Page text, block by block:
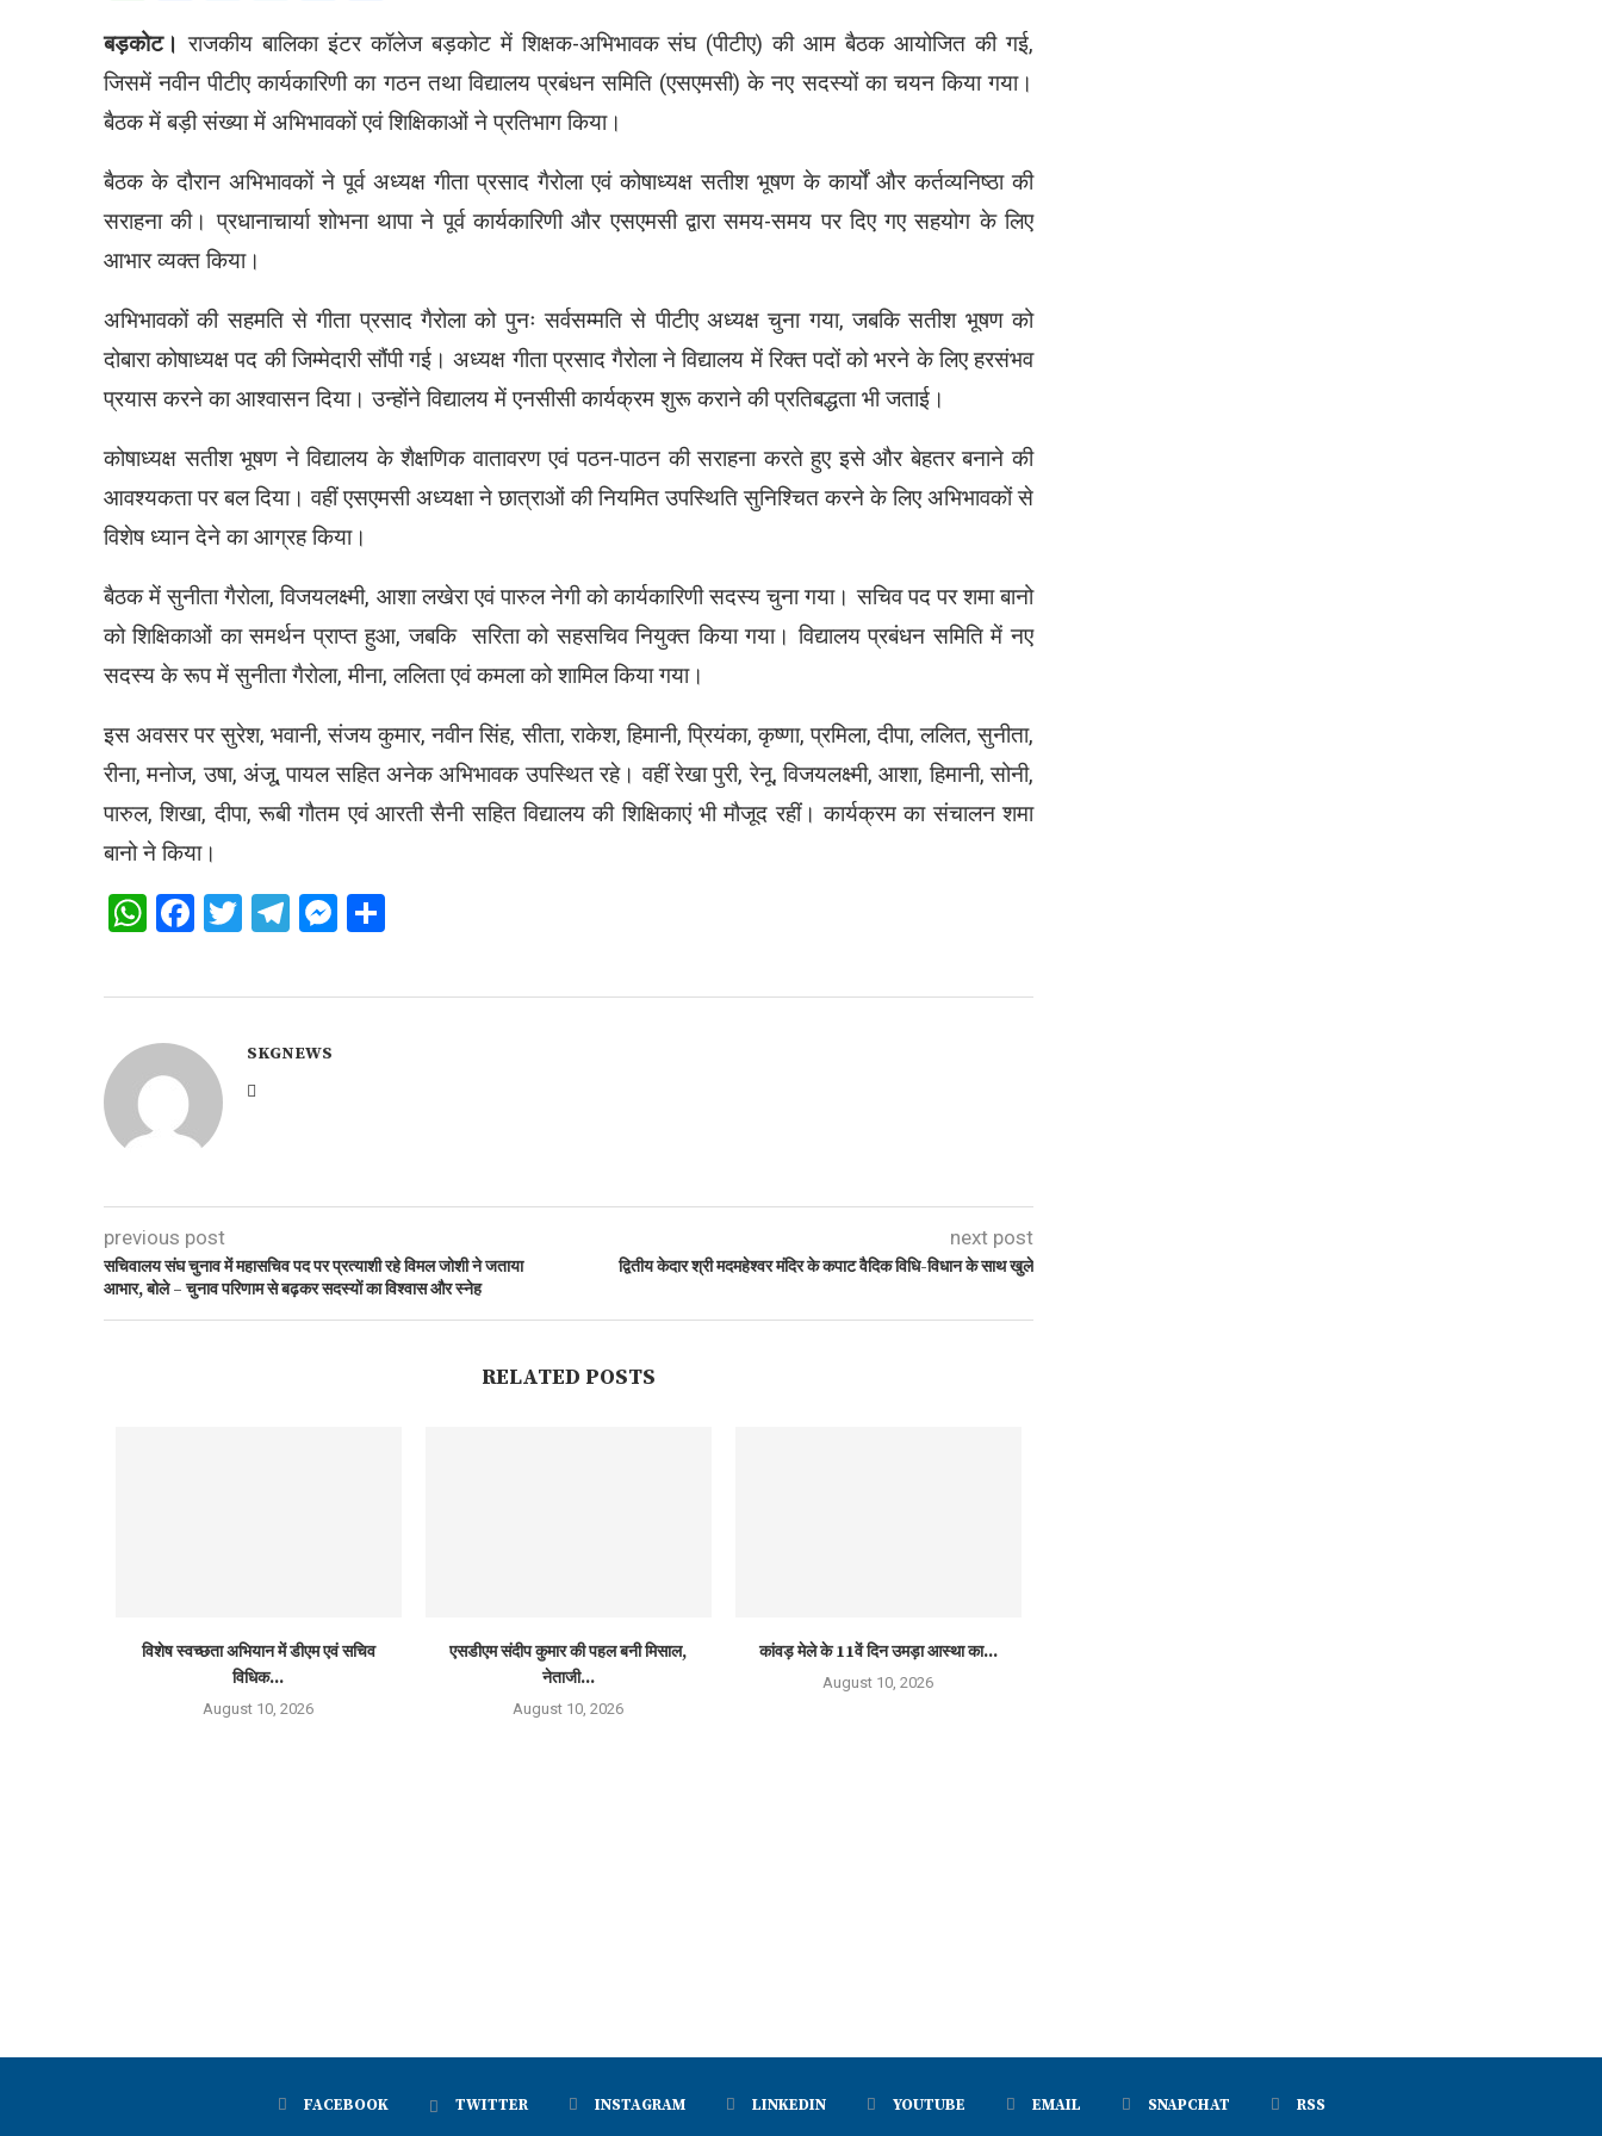
बड़कोट। राजकीय बालिका इंटर कॉलेज बड़कोट में शिक्षक-अभिभावक संघ (पीटीए) की आम बैठक आयोजित की गई,
जिसमें नवीन पीटीए कार्यकारिणी का गठन तथा विद्यालय प्रबंधन समिति (एसएमसी) के नए सदस्यों का चयन किया गया।
बैठक में बड़ी संख्या में अभिभावकों एवं शिक्षिकाओं ने प्रतिभाग किया।
बैठक के दौरान अभिभावकों ने पूर्व अध्यक्ष गीता प्रसाद गैरोला एवं कोषाध्यक्ष सतीश भूषण के कार्यों और कर्तव्यनिष्ठा की
सराहना की। प्रधानाचार्या शोभना थापा ने पूर्व कार्यकारिणी और एसएमसी द्वारा समय-समय पर दिए गए सहयोग के लिए
आभार व्यक्त किया।
अभिभावकों की सहमति से गीता प्रसाद गैरोला को पुनः सर्वसम्मति से पीटीए अध्यक्ष चुना गया, जबकि सतीश भूषण को
दोबारा कोषाध्यक्ष पद की जिम्मेदारी सौंपी गई। अध्यक्ष गीता प्रसाद गैरोला ने विद्यालय में रिक्त पदों को भरने के लिए हरसंभव
प्रयास करने का आश्वासन दिया। उन्होंने विद्यालय में एनसीसी कार्यक्रम शुरू कराने की प्रतिबद्धता भी जताई।
कोषाध्यक्ष सतीश भूषण ने विद्यालय के शैक्षणिक वातावरण एवं पठन-पाठन की सराहना करते हुए इसे और बेहतर बनाने की
आवश्यकता पर बल दिया। वहीं एसएमसी अध्यक्षा ने छात्राओं की नियमित उपस्थिति सुनिश्चित करने के लिए अभिभावकों से
विशेष ध्यान देने का आग्रह किया।
बैठक में सुनीता गैरोला, विजयलक्ष्मी, आशा लखेरा एवं पारुल नेगी को कार्यकारिणी सदस्य चुना गया। सचिव पद पर शमा बानो
को शिक्षिकाओं का समर्थन प्राप्त हुआ, जबकि सरिता को सहसचिव नियुक्त किया गया। विद्यालय प्रबंधन समिति में नए
सदस्य के रूप में सुनीता गैरोला, मीना, ललिता एवं कमला को शामिल किया गया।
इस अवसर पर सुरेश, भवानी, संजय कुमार, नवीन सिंह, सीता, राकेश, हिमानी, प्रियंका, कृष्णा, प्रमिला, दीपा, ललित, सुनीता,
रीना, मनोज, उषा, अंजू, पायल सहित अनेक अभिभावक उपस्थित रहे। वहीं रेखा पुरी, रेनू, विजयलक्ष्मी, आशा, हिमानी, सोनी,
पारुल, शिखा, दीपा, रूबी गौतम एवं आरती सैनी सहित विद्यालय की शिक्षिकाएं भी मौजूद रहीं। कार्यक्रम का संचालन शमा
बानो ने किया।
WhatsApp
Facebook
Twitter
Telegram
Messenger
SKGNEWS
previous post
सचिवालय संघ चुनाव में महासचिव पद पर प्रत्याशी रहे विमल जोशी ने जताया
आभार, बोले – चुनाव परिणाम से बढ़कर सदस्यों का विश्वास और स्नेह
next post
द्वितीय केदार श्री मदमहेश्वर मंदिर के कपाट वैदिक विधि-विधान के साथ खुले
RELATED POSTS
विशेष स्वच्छता अभियान में डीएम एवं सचिव
विधिक...
August 10, 2026
एसडीएम संदीप कुमार की पहल बनी मिसाल,
नेताजी...
August 10, 2026
कांवड़ मेले के 11वें दिन उमड़ा आस्था का...
August 10, 2026
FACEBOOK TWITTER INSTAGRAM LINKEDIN YOUTUBE EMAIL SNAPCHAT RSS